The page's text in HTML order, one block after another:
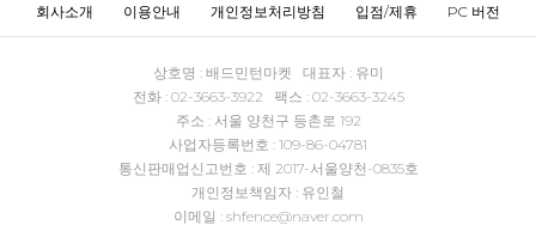
회사소개 이용안내 개인정보처리방침 입점/제휴 PC 버전
상호명 : 배드민턴마켓 대표자 : 유미
전화 : 02-3663-3922 팩스 : 02-3663-3245
주소 : 서울 양천구 등촌로 192
사업자등록번호 : 109-86-04781
통신판매업신고번호 : 제 2017-서울양천-0835호
개인정보책임자 : 유인철
이메일 : shfence@naver.com